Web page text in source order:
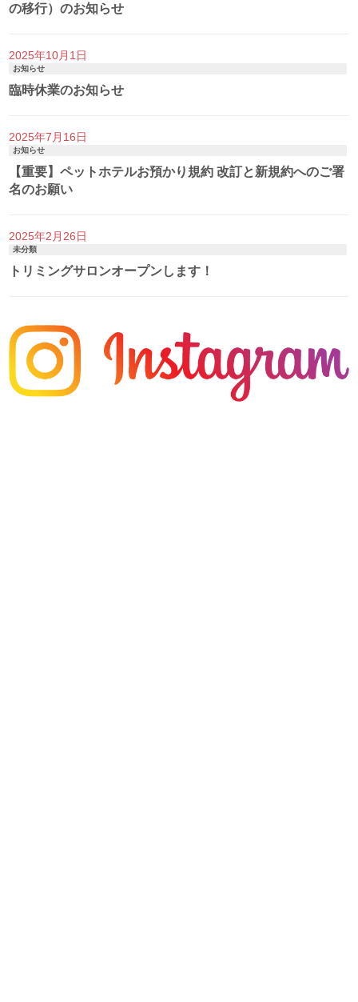
の移行）のお知らせ
2025年10月1日
お知らせ
臨時休業のお知らせ
2025年7月16日
お知らせ
【重要】ペットホテルお預かり規約 改訂と新規約へのご署
名のお願い
2025年2月26日
未分類
トリミングサロンオープンします！